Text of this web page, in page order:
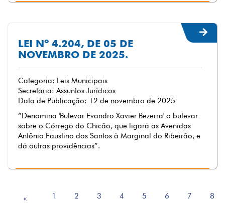
LEI Nº 4.204, DE 05 DE
NOVEMBRO DE 2025.
Categoria: Leis Municipais
Secretaria: Assuntos Jurídicos
Data de Publicação: 12 de novembro de 2025
“Denomina 'Bulevar Evandro Xavier Bezerra' o bulevar
sobre o Córrego do Chicão, que ligará as Avenidas
Antônio Faustino dos Santos à Marginal do Ribeirão, e
dá outras providências”.
« 1 2 3 4 5 6 7 8